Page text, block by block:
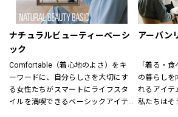
提案する新しいフォーマルコンセプ
トショップ。
礼服、喪服、パーティードレス、ロ
ングドレス、ブライダルドレス、セ
レモニースーツ、アクセサリー等、
フォーマルアイテムをトータルコー
ディネートで提案させていただきま
す。
特別なルー
と満足い
ナチュラルビューティーベーシ
ック
Comfortable（着心地のよさ）をキ
ーワードに、自分らしさを大切にす
る女性たちがスマートにライフスタ
イルを満喫できるベーシックアイテ
アーバン
「着る・
の暮らしを
れるアイテ
私たちはそ